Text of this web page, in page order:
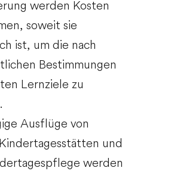
werden Kosten
soweit sie
ist, um die nach
Bestimmungen
Lernziele zu
Ausflüge von
und
werden